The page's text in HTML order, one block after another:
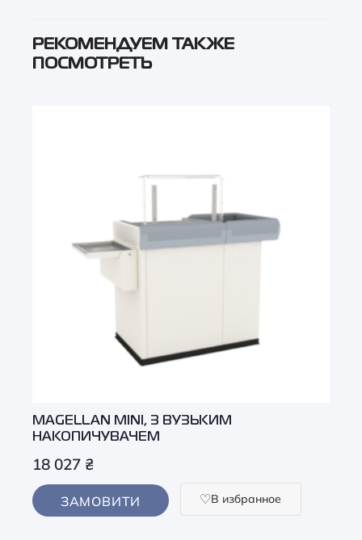
РЕКОМЕНДУЕМ ТАКЖЕ
ПОСМОТРЕТЬ
MAGELLAN MINI, З ВУЗЬКИМ
НАКОПИЧУВАЧЕМ
18 027 ₴
ЗАМОВИТИ В избранное